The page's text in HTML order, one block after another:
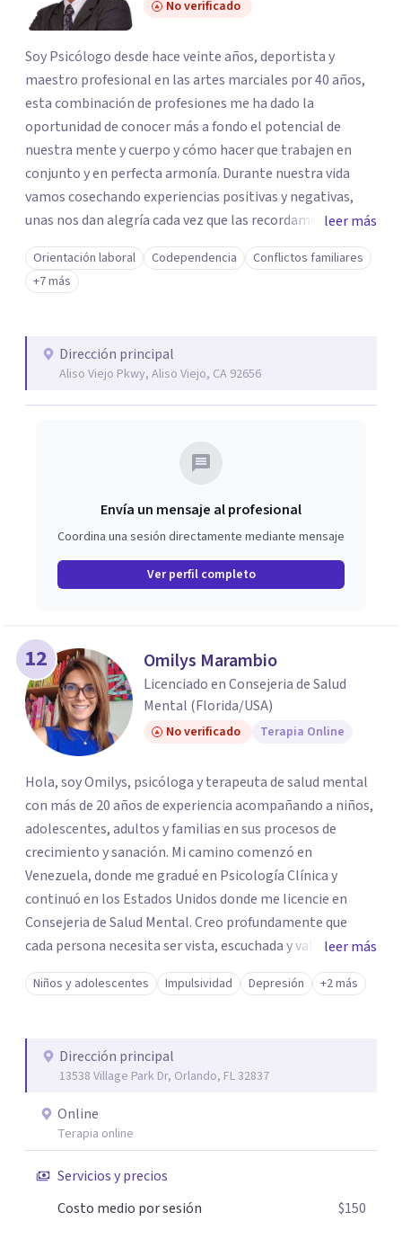
No verificado
Soy Psicólogo desde hace veinte años, deportista y
maestro profesional en las artes marciales por 40 años,
esta combinación de profesiones me ha dado la
oportunidad de conocer más a fondo el potencial de
nuestra mente y cuerpo y cómo hacer que trabajen en
conjunto y en perfecta armonía. Durante nuestra vida
vamos cosechando experiencias positivas y negativas,
unas nos dan alegría cada vez que las recordamos, otras
nos dan nostalgia, angustia, depresion, ansiedad, estres,
frustracion, las bloqueamos por momentos para no
sufrir, hasta que ya no podemos más y nos hace entrar a
pasión como Psicólogo es poder ayudar a nuestra
comunidad latina de este planeta y decirles que la vida es
proceso de evolución constante, saber que nadie es
perfecto pero que todo se puede lograr si lo deseamos
que no estás solo y que juntos encontraremos las
herramientas necesarias para lograr tus propósitos y así
poder lograr tener una mejor vida física y mentalmente.
INICIAR UNAS MEJOR VIDA
leer más
Orientación laboral Codependencia
Conflictos familiares
+7 más
Dirección principal
Aliso Viejo Pkwy, Aliso Viejo, CA 92656
Envía un mensaje al profesional
Coordina una sesión directamente mediante mensaje
Ver perfil completo
12 Omilys Marambio
Licenciado en Consejeria de Salud
Mental (Florida/USA)
No verificado Terapia Online
Hola, soy Omilys, psicóloga y terapeuta de salud mental
con más de 20 años de experiencia acompañando a niños,
adolescentes, adultos y familias en sus procesos de
crecimiento y sanación. Mi camino comenzó en
Venezuela, donde me gradué en Psicología Clínica y
continuó en los Estados Unidos donde me licencie en
Consejeria de Salud Mental. Creo profundamente que
cada persona necesita ser vista, escuchada y validada. En
mi trabajo, no solo me enfoco en los síntomas, sino en la
historia, el contexto y las fortalezas que ya existen
mejor con sus hijos, a adultos que buscan comprender su
ansiedad o depresión, y a personas que están en proceso
de recuperación o transformación personal. Mi enfoque
es compasivo, basado en evidencia y centrado en el
respeto. Trabajo creando un espacio seguro —Tu Espacio
— donde puedas explorar tu experiencia sin juicio,
desarrollar herramientas prácticas y recuperar tu poder
personal.
leer más
Niños y adolescentes Impulsividad Depresión +2 más
Dirección principal
13538 Village Park Dr, Orlando, FL 32837
Online
Terapia online
Servicios y precios
Costo medio por sesión
$150